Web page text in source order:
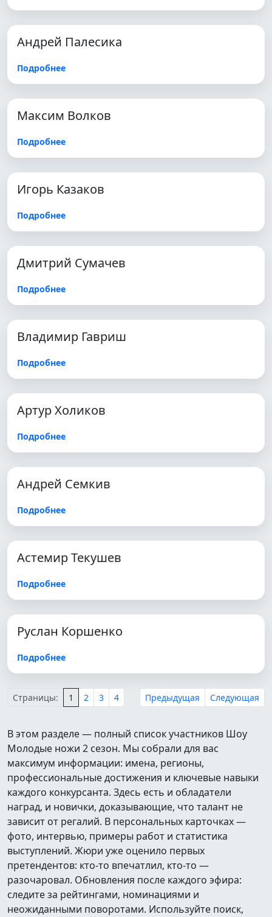
Андрей Палесика
Подробнее
Максим Волков
Подробнее
Игорь Казаков
Подробнее
Дмитрий Сумачев
Подробнее
Владимир Гавриш
Подробнее
Артур Холиков
Подробнее
Андрей Семкив
Подробнее
Астемир Текушев
Подробнее
Руслан Коршенко
Подробнее
Страницы: 1 2 3 4 Предыдущая Следующая
В этом разделе — полный список участников Шоу
Молодые ножи 2 сезон. Мы собрали для вас
максимум информации: имена, регионы,
профессиональные достижения и ключевые навыки
каждого конкурсанта. Здесь есть и обладатели
наград, и новички, доказывающие, что талант не
зависит от регалий. В персональных карточках —
фото, интервью, примеры работ и статистика
выступлений. Жюри уже оценило первых
претендентов: кто‑то впечатлил, кто‑то —
разочаровал. Обновления после каждого эфира:
следите за рейтингами, номинациями и
неожиданными поворотами. Используйте поиск,